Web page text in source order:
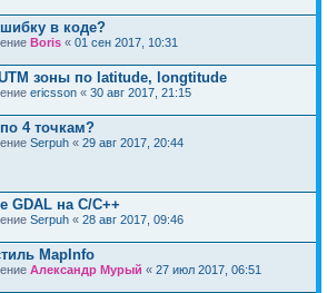
в коде?
Boris « 01 сен 2017, 10:31
зоны по latitude, longtitude
ericsson « 30 авг 2017, 21:15
4 точкам?
Serpuh « 29 авг 2017, 20:44
GDAL на C/C++
Serpuh « 28 авг 2017, 09:46
MapInfo
Александр Мурый « 27 июл 2017, 06:51